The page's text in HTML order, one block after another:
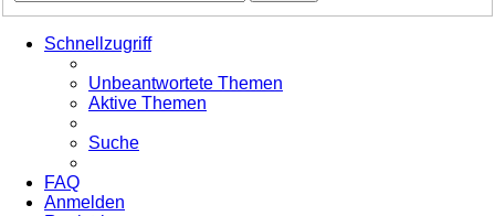
Schnellzugriff
Unbeantwortete Themen
Aktive Themen
Suche
FAQ
Anmelden